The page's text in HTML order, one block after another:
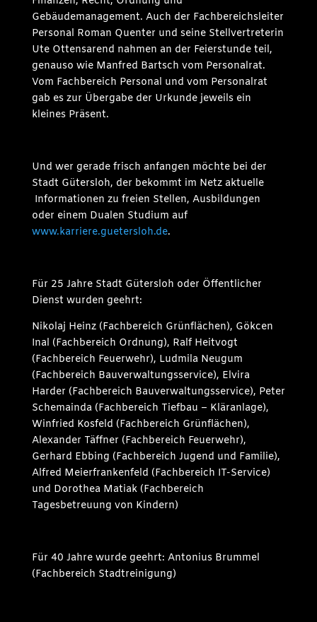
Gebäudemanagement. Auch der Fachbereichsleiter
Personal Roman Quenter und seine Stellvertreterin
Ute Ottensarend nahmen an der Feierstunde teil,
genauso wie Manfred Bartsch vom Personalrat.
Vom Fachbereich Personal und vom Personalrat
gab es zur Übergabe der Urkunde jeweils ein
kleines Präsent.
Und wer gerade frisch anfangen möchte bei der
Stadt Gütersloh, der bekommt im Netz aktuelle
Informationen zu freien Stellen, Ausbildungen
oder einem Dualen Studium auf
www.karriere.guetersloh.de.
Für 25 Jahre Stadt Gütersloh oder Öffentlicher
Dienst wurden geehrt:
Nikolaj Heinz (Fachbereich Grünflächen), Gökcen
Inal (Fachbereich Ordnung), Ralf Heitvogt
(Fachbereich Feuerwehr), Ludmila Neugum
(Fachbereich Bauverwaltungsservice), Elvira
Harder (Fachbereich Bauverwaltungsservice), Peter
Schemainda (Fachbereich Tiefbau – Kläranlage),
Winfried Kosfeld (Fachbereich Grünflächen),
Alexander Täffner (Fachbereich Feuerwehr),
Gerhard Ebbing (Fachbereich Jugend und Familie),
Alfred Meierfrankenfeld (Fachbereich IT-Service)
und Dorothea Matiak (Fachbereich
Tagesbetreuung von Kindern)
Für 40 Jahre wurde geehrt: Antonius Brummel
(Fachbereich Stadtreinigung)